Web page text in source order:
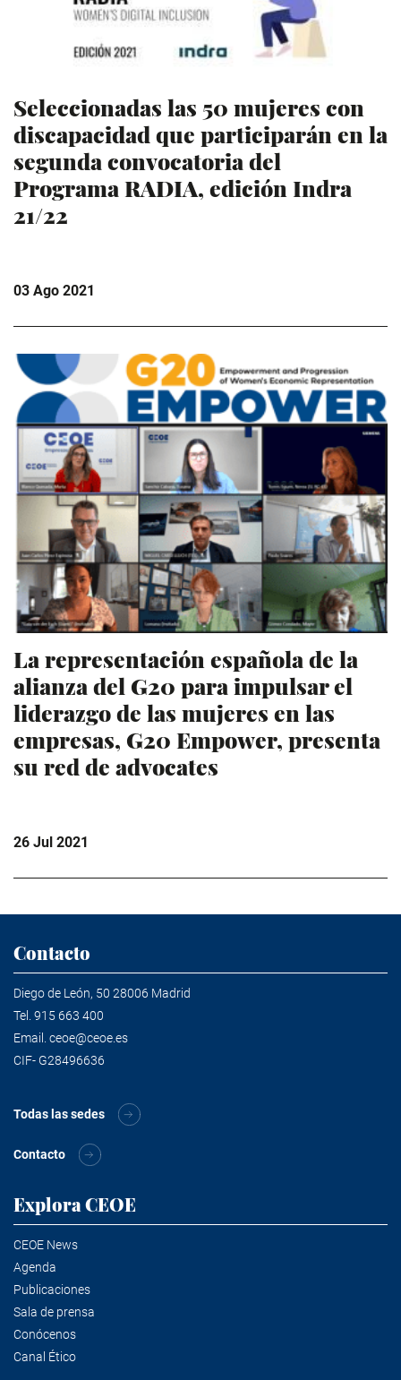
Seleccionadas las 50 mujeres con
discapacidad que participarán en la
segunda convocatoria del
Programa RADIA, edición Indra
21/22
03 Ago 2021
La representación española de la
alianza del G20 para impulsar el
liderazgo de las mujeres en las
empresas, G20 Empower, presenta
su red de advocates
26 Jul 2021
Contacto
Diego de León, 50 28006 Madrid
Tel. 915 663 400
Email. ceoe@ceoe.es
CIF- G28496636
Todas las sedes
Contacto
Explora CEOE
CEOE News
Agenda
Publicaciones
Sala de prensa
Conócenos
Canal Ético